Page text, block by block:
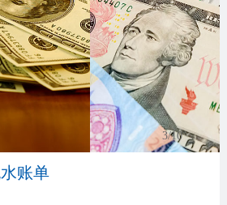
3/10
账单